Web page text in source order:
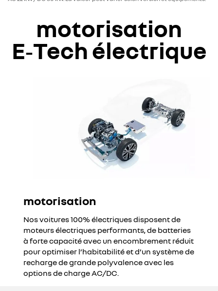
motorisation
E‑Tech électrique
motorisation
Nos voitures 100% électriques disposent de
moteurs électriques performants, de batteries
à forte capacité avec un encombrement réduit
pour optimiser l’habitabilité et d’un système de
recharge de grande polyvalence avec les
options de charge AC/DC.